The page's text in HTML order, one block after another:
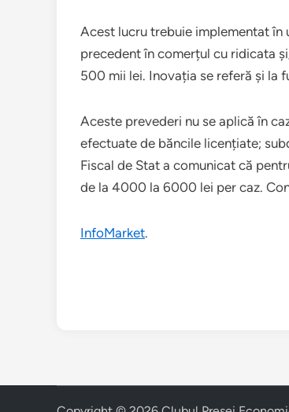
Acest lucru trebuie implementat în
precedent în comerțul cu ridicata
500 mii lei. Inovația se referă și la
Aceste prevederi nu se aplică în
efectuate de băncile licențiate;
Fiscal de Stat a comunicat că
de la 4000 la 6000 lei per caz.
InfoMarket.